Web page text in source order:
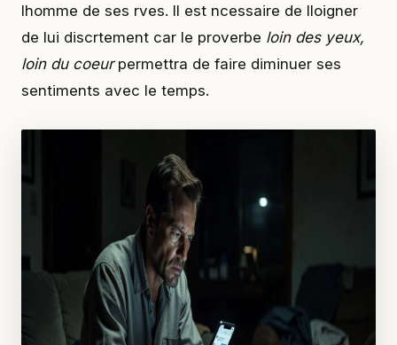
lhomme de ses rves. Il est ncessaire de lloigner
de lui discrtement car le proverbe loin des yeux,
loin du coeurpermettra de faire diminuer ses
sentiments avec le temps.